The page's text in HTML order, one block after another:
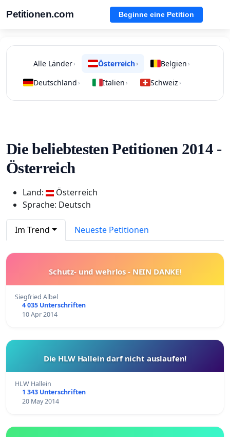
Petitionen.com Beginne eine Petition
Alle Länder› Österreich› Belgien ›
Deutschland › Italien › Schweiz ›
Die beliebtesten Petitionen 2014 -
Österreich
Land:
Österreich
Sprache: Deutsch
Im Trend Neueste Petitionen
Schutz- und wehrlos - NEIN DANKE!
Siegfried Albel
4 035 Unterschriften
10 Apr 2014
Die HLW Hallein darf nicht auslaufen!
HLW Hallein
1 343 Unterschriften
20 May 2014